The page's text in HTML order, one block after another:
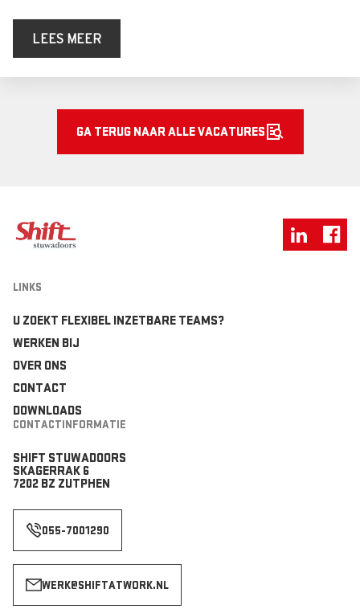
LEES MEER
GA TERUG NAAR ALLE VACATURES
LINKS
U ZOEKT FLEXIBEL INZETBARE TEAMS?
WERKEN BIJ
OVER ONS
CONTACT
DOWNLOADS
CONTACTINFORMATIE
SHIFT STUWADOORS
SKAGERRAK 6
7202 BZ ZUTPHEN
055-7001290
WERK@SHIFTATWORK.NL